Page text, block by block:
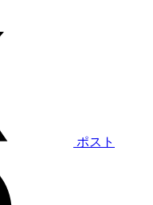
ポスト